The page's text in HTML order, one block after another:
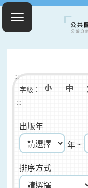
:::
字級：
:::
出版年
年 ~
排序方式